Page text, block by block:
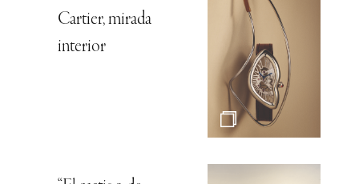
Cartier, mirada
interior